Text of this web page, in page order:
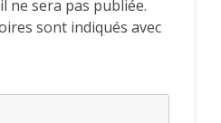
ne sera pas publiée.
sont indiqués avec